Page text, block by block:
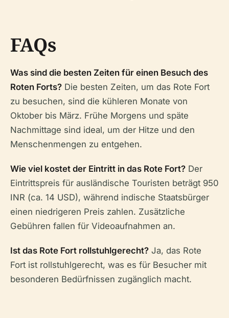
FAQs
Was sind die besten Zeiten für einen Besuch des
Roten Forts? Die besten Zeiten, um das Rote Fort
zu besuchen, sind die kühleren Monate von
Oktober bis März. Frühe Morgens und späte
Nachmittage sind ideal, um der Hitze und den
Menschenmengen zu entgehen.
Wie viel kostet der Eintritt in das Rote Fort? Der
Eintrittspreis für ausländische Touristen beträgt 950
INR (ca. 14 USD), während indische Staatsbürger
einen niedrigeren Preis zahlen. Zusätzliche
Gebühren fallen für Videoaufnahmen an.
Ist das Rote Fort rollstuhlgerecht? Ja, das Rote
Fort ist rollstuhlgerecht, was es für Besucher mit
besonderen Bedürfnissen zugänglich macht.